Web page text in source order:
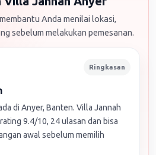
Anda menilai lokasi,
sebelum melakukan pemesanan.
Ringkasan
di Anyer, Banten. Villa Jannah
9.4/10, 24 ulasan dan bisa
awal sebelum memilih